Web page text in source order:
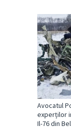
Avocatul
experților
Il-76 din